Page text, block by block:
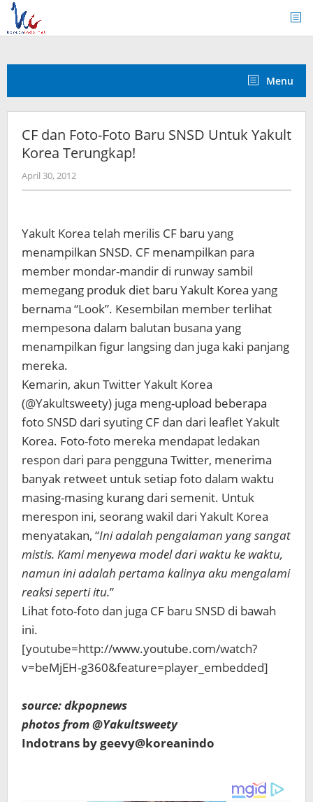
Skip
content
Menu
CF dan Foto-Foto Baru SNSD Untuk Yakult
Korea Terungkap!
April 30, 2012by
Koreanindo
Yakult Korea telah merilis CF baru yang
menampilkan SNSD. CF menampilkan para
member mondar-mandir di runway sambil
memegang produk diet baru Yakult Korea yang
bernama “Look”. Kesembilan member terlihat
mempesona dalam balutan busana yang
menampilkan figur langsing dan juga kaki panjang
mereka.
Kemarin, akun Twitter Yakult Korea
(@Yakultsweety) juga meng-upload beberapa
foto SNSD dari syuting CF dan dari leaflet Yakult
Korea. Foto-foto mereka mendapat ledakan
respon dari para pengguna Twitter, menerima
banyak retweet untuk setiap foto dalam waktu
masing-masing kurang dari semenit. Untuk
merespon ini, seorang wakil dari Yakult Korea
menyatakan, “Ini adalah pengalaman yang sangat
mistis. Kami menyewa model dari waktu ke waktu,
namun ini adalah pertama kalinya aku mengalami
reaksi seperti itu.”
Lihat foto-foto dan juga CF baru SNSD di bawah
ini.
[youtube=http://www.youtube.com/watch?
v=beMjEH-g360&feature=player_embedded]
source: dkpopnews
photos from @Yakultsweety
Indotrans by geevy@koreanindo